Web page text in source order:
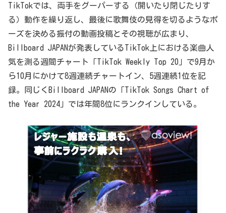
TikTokでは、両手をグーパーする（開いたり閉じたりす
る）動作を繰り返し、最後に歌舞伎の見得を切るようなポ
ーズを決める振付の動画投稿とその視聴が広まり、
Billboard JAPANが発表しているTikTok上における楽曲人
気を測る週間チャート「TikTok Weekly Top 20」で9月か
ら10月にかけて8週連続チャートイン、5週連続1位を記
録。同じくBillboard JAPANの「TikTok Songs Chart of
the Year 2024」では年間8位にランクインしている。